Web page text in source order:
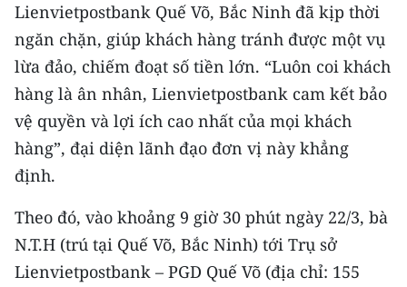
MEDIA CENTER
E-Magazine
Video
Media Chính trị
Media Kinh tế
Media Văn hóa
Media Xã hội
Lienvietpostbank Quế Võ, Bắc Ninh đã kịp thời
ngăn chặn, giúp khách hàng tránh được một vụ
lừa đảo, chiếm đoạt số tiền lớn. “Luôn coi khách
hàng là ân nhân, Lienvietpostbank cam kết bảo
vệ quyền và lợi ích cao nhất của mọi khách
hàng”, đại diện lãnh đạo đơn vị này khẳng
định.
Theo đó, vào khoảng 9 giờ 30 phút ngày 22/3, bà
N.T.H (trú tại Quế Võ, Bắc Ninh) tới Trụ sở
Lienvietpostbank – PGD Quế Võ (địa chỉ: 155